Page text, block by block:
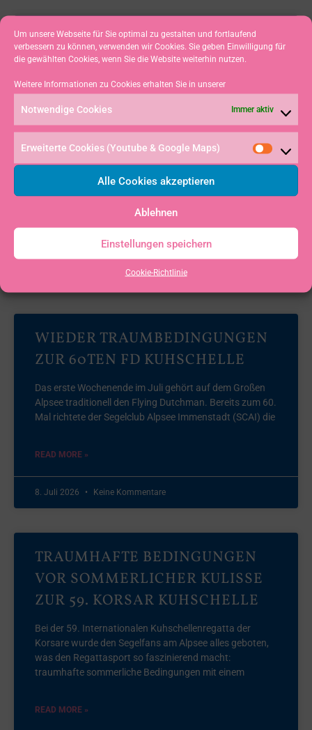
Um unsere Webseite für Sie optimal zu gestalten und fortlaufend
verbessern zu können, verwenden wir Cookies. Sie geben Einwilligung für
die gewählten Cookies, wenn Sie die Website weiterhin nutzen.
Weitere Informationen zu Cookies erhalten Sie in unserer
Notwendige Cookies Immer aktiv
Erweiterte Cookies (Youtube & Google Maps)
Alle Cookies akzeptieren
Ablehnen
Einstellungen speichern
Cookie-Richtlinie
BLAUES BAND 2026 –
TRAUMHAFTE BEDINGUNGEN
UND HOCHKLASSIGER
SEGELSPORT AUF DEM
GROSSEN ALPSEE
Der Große Alpsee präsentierte sich beim diesjährigen
„Blauen Band“ von seiner schönsten Seite. Vor der
beeindruckenden Kulisse der Allgäuer Berge herrschten
nahezu ideale Segelbedingungen. Bei
Keine Kommentare
WIEDER TRAUMBEDINGUNGEN
ZUR 60TEN FD KUHSCHELLE
Das erste Wochenende im Juli gehört auf dem Großen
Alpsee traditionell den Flying Dutchman. Bereits zum 60.
Mal richtete der Segelclub Alpsee Immenstadt (SCAI) die
READ MORE »
8. Juli 2026 Keine Kommentare
TRAUMHAFTE BEDINGUNGEN
VOR SOMMERLICHER KULISSE
ZUR 59. KORSAR KUHSCHELLE
Bei der 59. Internationalen Kuhschellenregatta der
Korsare wurde den Segelfans am Alpsee alles geboten,
was den Regattasport so faszinierend macht:
traumhafte sommerliche Bedingungen mit einem
READ MORE »